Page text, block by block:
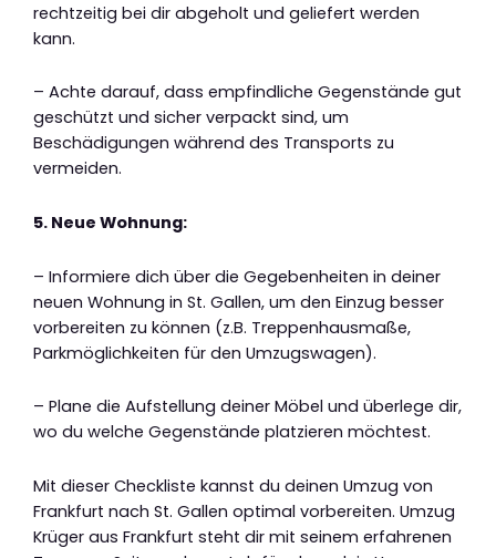
rechtzeitig bei dir abgeholt und geliefert werden
kann.
– Achte darauf, dass empfindliche Gegenstände gut
geschützt und sicher verpackt sind, um
Beschädigungen während des Transports zu
vermeiden.
5. Neue Wohnung:
– Informiere dich über die Gegebenheiten in deiner
neuen Wohnung in St. Gallen, um den Einzug besser
vorbereiten zu können (z.B. Treppenhausmaße,
Parkmöglichkeiten für den Umzugswagen).
– Plane die Aufstellung deiner Möbel und überlege dir,
wo du welche Gegenstände platzieren möchtest.
Mit dieser Checkliste kannst du deinen Umzug von
Frankfurt nach St. Gallen optimal vorbereiten. Umzug
Krüger aus Frankfurt steht dir mit seinem erfahrenen